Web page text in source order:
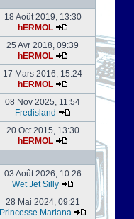
18 Août 2019, 13:30
hERMOL
25 Avr 2018, 09:39
hERMOL
17 Mars 2016, 15:24
hERMOL
08 Nov 2025, 11:54
Fredisland
20 Oct 2015, 13:30
hERMOL
03 Août 2026, 10:26
Wet Jet Silly
28 Mai 2024, 09:21
Princesse Mariana